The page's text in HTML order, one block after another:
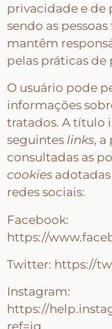
privacidade e de
sendo as
mantêm
pelas práticas
O usuário pode
informações
tratados. A título
seguintes links, a
consultadas as
cookies
redes sociais:
Facebook:
https://
Twitter: https://
Instagram:
https://